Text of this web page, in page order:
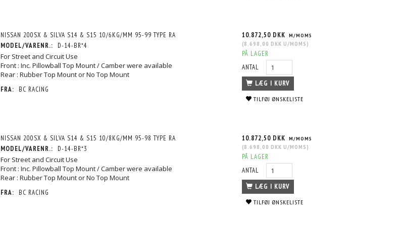
NISSAN 200SX & SILVA S14 & S15 10/6KG/MM 95-99 TYPE RA
MODEL/VARENR.:
D-14-BR*4
For Street and Circuit Use
Front : Inc. Pillowball Top Mount / Camber were available
Rear : Rubber Top Mount or No Top Mount
FRA: BC RACING
10.872,50 DKK M/MOMS
(8.698,00 DKK U/MOMS )
PÅ LAGER
ANTAL
LÆG I KURV
TILFØJ ØNSKELISTE
NISSAN 200SX & SILVA S14 & S15 10/8KG/MM 95-98 TYPE RA
MODEL/VARENR.:
D-14-BR*3
For Street and Circuit Use
Front : Inc. Pillowball Top Mount / Camber were available
Rear : Rubber Top Mount or No Top Mount
FRA: BC RACING
10.872,50 DKK M/MOMS
(8.698,00 DKK U/MOMS )
PÅ LAGER
ANTAL
LÆG I KURV
TILFØJ ØNSKELISTE